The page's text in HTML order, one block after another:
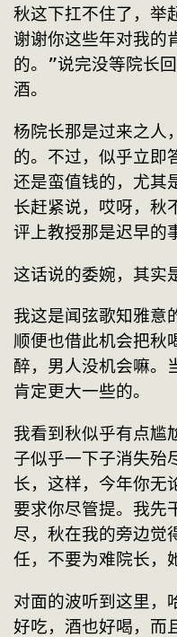
秋这下扛不住了，举
谢谢你这些年对我的
的。”说完没等院长
酒。
杨院长那是过来之人
的。不过，似乎立即
还是蛮值钱的，尤其
长赶紧说，哎呀，秋
评上教授那是迟早的
这话说的委婉，其实
我这是闻弦歌知雅意
顺便也借此机会把秋
醉，男人没机会嘛。
肯定更大一些的。
我看到秋似乎有点尴
子似乎一下子消失殆
长，这样，今年你无
要求你尽管提。我先
尽，秋在我的旁边觉
任，不要为难院长，
对面的波听到这里，
好吃，酒也好喝，而